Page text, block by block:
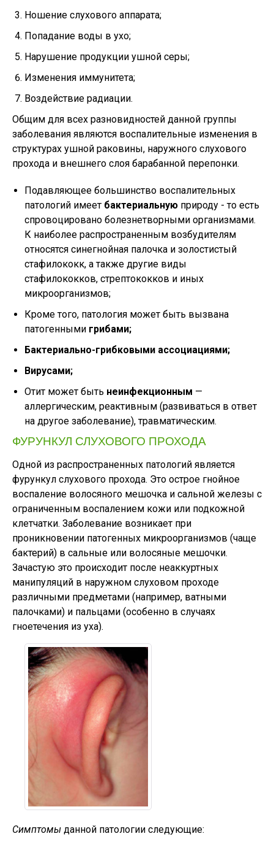
Ношение слухового аппарата;
Попадание воды в ухо;
Нарушение продукции ушной серы;
Изменения иммунитета;
Воздействие радиации.
Общим для всех разновидностей данной группы
заболевания являются воспалительные изменения в
структурах ушной раковины, наружного слухового
прохода и внешнего слоя барабанной перепонки.
Подавляющее большинство воспалительных
патологий имеет бактериальную природу - то есть
спровоцировано болезнетворными организмами.
К наиболее распространенным возбудителям
относятся синегнойная палочка и золостистый
стафилококк, а также другие виды
стафилококков, стрептококков и иных
микроорганизмов;
Кроме того, патология может быть вызвана
патогенными грибами;
Бактериально-грибковыми ассоциациями;
Вирусами;
Отит может быть неинфекционным —
аллергическим, реактивным (развиваться в ответ
на другое заболевание), травматическим.
ФУРУНКУЛ СЛУХОВОГО ПРОХОДА
Одной из распространенных патологий является
фурункул слухового прохода. Это острое гнойное
воспаление волосяного мешочка и сальной железы с
ограниченным воспалением кожи или подкожной
клетчатки. Заболевание возникает при
проникновении патогенных микроорганизмов (чаще
бактерий) в сальные или волосяные мешочки.
Зачастую это происходит после неаккуртных
манипуляций в наружном слуховом проходе
различными предметами (например, ватными
палочками) и пальцами (особенно в случаях
гноетечения из уха).
Симптомы данной патологии следующие: